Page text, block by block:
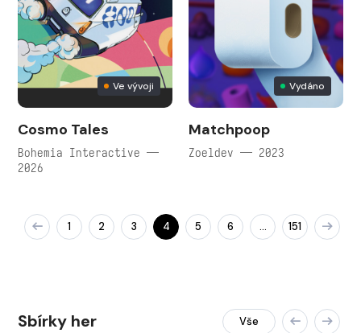
Ve vývoji
Cosmo Tales
Bohemia Interactive —
2026
Vydáno
Matchpoop
Zoeldev — 2023
1 2 3 4 5 6 … 151
Sbírky her Vše